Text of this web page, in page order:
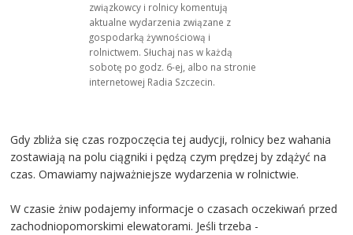
związkowcy i rolnicy komentują
aktualne wydarzenia związane z
gospodarką żywnościową i
rolnictwem. Słuchaj nas w każdą
sobotę po godz. 6-ej, albo na stronie
internetowej Radia Szczecin.
Gdy zbliża się czas rozpoczęcia tej audycji, rolnicy bez wahania
zostawiają na polu ciągniki i pędzą czym prędzej by zdążyć na
czas. Omawiamy najważniejsze wydarzenia w rolnictwie.
W czasie żniw podajemy informacje o czasach oczekiwań przed
zachodniopomorskimi elewatorami. Jeśli trzeba -